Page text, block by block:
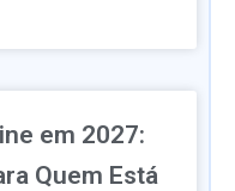
em 2027:
Quem Está